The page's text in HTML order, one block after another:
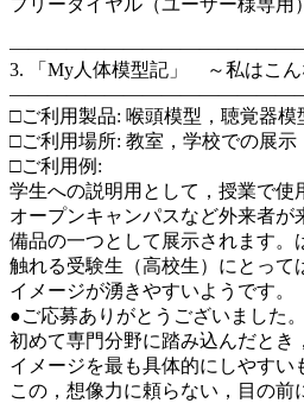
フリーダイヤル（ユーザー様専用
3. 「My人体模型記」 ～私はこん
□ご利用製品: 喉頭模型，聴覚器模
□ご利用場所: 教室，学校での展示
□ご利用例:
学生への説明用として，授業で使
オープンキャンパスなど外来者が
備品の一つとして展示されます。
触れる受験生（高校生）にとって
イメージが湧きやすいようです。
●ご応募ありがとうございました。
初めて専門分野に踏み込んだとき
イメージを最も具体的にしやすい
この，想像力に頼らない，目の前